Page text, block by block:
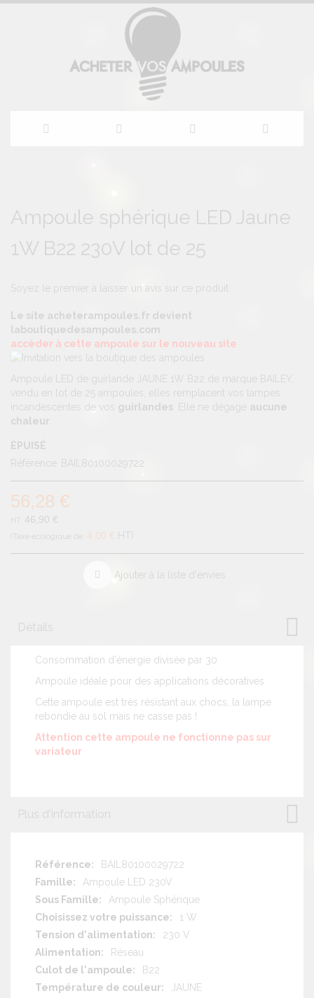
contenu
the
of
the
gallery
the
beginning
of
the
gallery
Ampoule sphérique LED Jaune
1W B22 230V lot de 25
Soyez le premier à laisser un avis sur ce produit
Le site acheterampoules.fr devient
laboutiquedesampoules.com
accèder à cette ampoule sur le nouveau site
Ampoule LED de guirlande JAUNE 1W B22 de marque BAILEY,
vendu en lot de 25 ampoules, elles remplacent vos lampes
incandescentes de vos guirlandes . Elle ne dégage aucune
chaleur
ÉPUISÉ
Référence BAIL80100029722
56,28 €
46,90 €
4,00 € HT
Ajouter à la liste d'envies
Détails
Consommation d'énergie divisée par 30
Ampoule idéale pour des applications décoratives
Cette ampoule est très résistant aux chocs, la lampe
rebondie au sol mais ne casse pas !
Attention cette ampoule ne fonctionne pas sur
variateur
Plus d'information
Plus
d'information
BAIL80100029722
Ampoule LED 230V
Ampoule Sphérique
1 W
230 V
Réseau
B22
JAUNE